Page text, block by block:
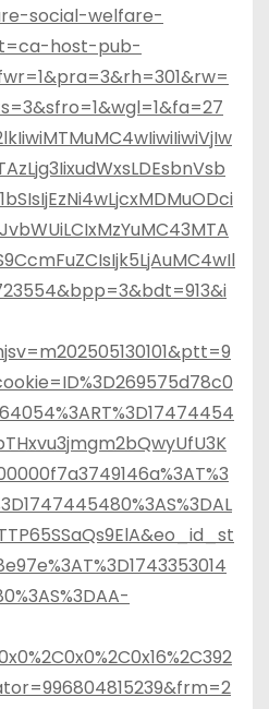
social-welfare-
host-pub-